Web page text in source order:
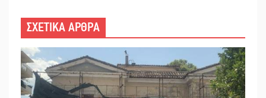
ΣΧΕΤΙΚΑ ΑΡΘΡΑ